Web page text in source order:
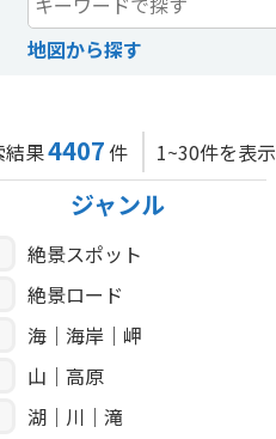
地図から探す
結果4407件 1~30件を表示
ジャンル
絶景スポット
絶景ロード
海｜海岸｜岬
山｜高原
湖｜川｜滝